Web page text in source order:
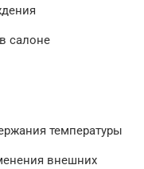
салоне
температуры
внешних